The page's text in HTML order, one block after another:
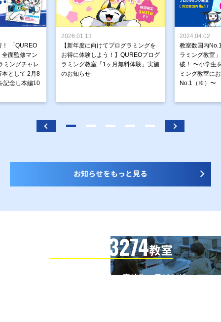
！ 「QUREO
面監修マン
ミングチャレ
本として 2月8
記念し本編10
2026.01.13
【新年度に向けてプログラミングを
お得に体験しよう！】QUREOプログ
ラミング教室「1ヶ月無料体験」実施
のお知らせ
2024.04.02
教室数国内
ラミング教室
破！ 〜小学生
ミング教室に
No.1（※）〜
お知らせをもっと見る
3274教室
全国の小学生・中学生・高校生・子どもが